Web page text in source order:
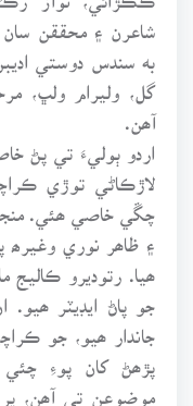
شاعرن ۽ محققن
به سندس دوستي
گل، وليرام ولڀ،
آھن.
اردو ٻوليءَ تي پڻ
لاڙڪاڻي توڙي
چڱي خاصي ھئي.
۽ ظاھر نوري وغيرھ
ھيا. رتوديرو ڪاليج
جو پاڻ ايڊيٽر ھيو.
جاندار ھيو، جو
پڙھڻ کان پوءِ
موضوعن تي آھن،